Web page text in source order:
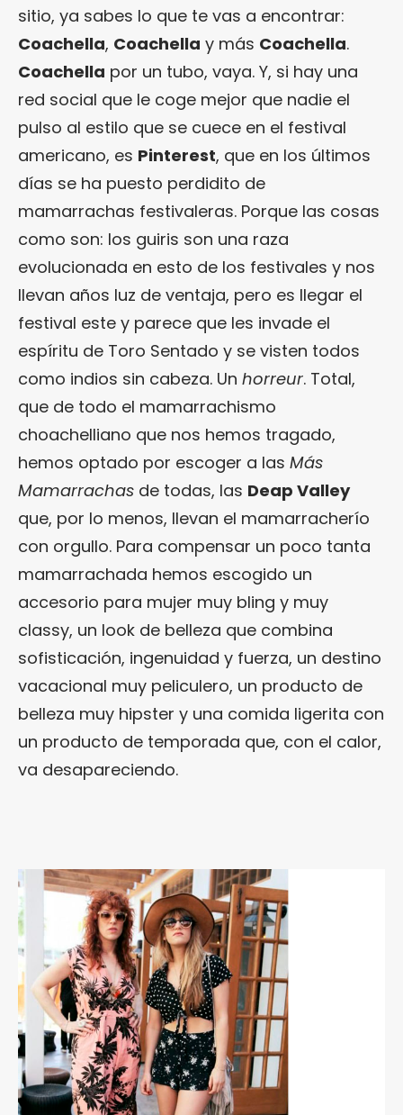
sitio, ya sabes lo que te vas a encontrar:
Coachella, Coachella y más Coachella.
Coachella por un tubo, vaya. Y, si hay una
red social que le coge mejor que nadie el
pulso al estilo que se cuece en el festival
americano, es Pinterest, que en los últimos
días se ha puesto perdidito de
mamarrachas festivaleras. Porque las cosas
como son: los guiris son una raza
evolucionada en esto de los festivales y nos
llevan años luz de ventaja, pero es llegar el
festival este y parece que les invade el
espíritu de Toro Sentado y se visten todos
como indios sin cabeza. Un horreur. Total,
que de todo el mamarrachismo
choachelliano que nos hemos tragado,
hemos optado por escoger a las Más
Mamarrachas de todas, las Deap Valley
que, por lo menos, llevan el mamarracherío
con orgullo. Para compensar un poco tanta
mamarrachada hemos escogido un
accesorio para mujer muy bling y muy
classy, un look de belleza que combina
sofisticación, ingenuidad y fuerza, un destino
vacacional muy peliculero, un producto de
belleza muy hipster y una comida ligerita con
un producto de temporada que, con el calor,
va desapareciendo.